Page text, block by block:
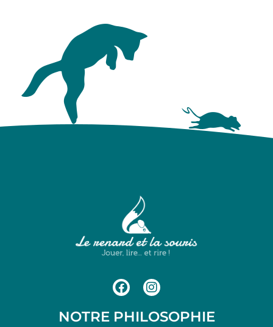
NOTRE PHILOSOPHIE